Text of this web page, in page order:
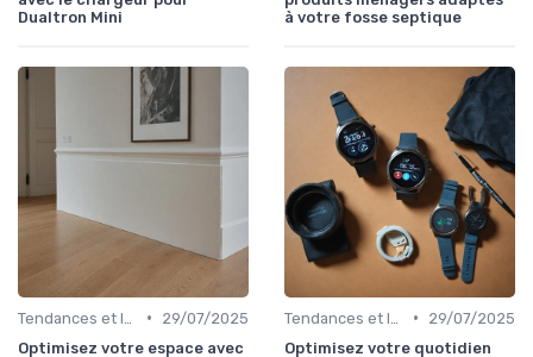
Dualtron Mini
à votre fosse septique
•
29/07/2025
Optimisez votre espace avec
•
29/07/2025
Optimisez votre quotidien